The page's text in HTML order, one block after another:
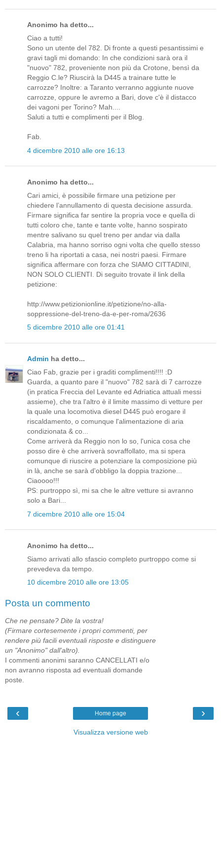
Anonimo ha detto...
Ciao a tutti!
Sono un utente del 782. Di fronte a questi pesantissimi e
gravi tagli mi domando: In che condizioni sarà ora il
"nuovo" 782, proveniente non più da Crotone, bensì da
Reggio C.le? Riuscirà la D445 a trainare tutte le
carrozze? Inoltre: a Taranto verranno aggiunte nuove
carrozze, oppure le avremo a Bari, dove c'è il distacco
dei vagoni per Torino? Mah....
Saluti a tutti e complimenti per il Blog.
Fab.
4 dicembre 2010 alle ore 16:13
Anonimo ha detto...
Cari amici, è possibile firmare una petizione per
chiedere l’annullamento di questa decisione assurda.
Firmare significa far sentire la propria voce e quella di
tutti coloro che, tante e tante volte, hanno sospirato
mentre salivano su quel treno per andar via dalla
Calabria, ma hanno sorriso ogni volta che quello stesso
treno li ha riportati a casa, nei nostri paesi. Firmare
significa affermare con forza che SIAMO CITTADINI,
NON SOLO CLIENTI. Di seguito trovate il link della
petizione:
http://www.petizionionline.it/petizione/no-alla-
soppressione-del-treno-da-e-per-roma/2636
5 dicembre 2010 alle ore 01:41
Admin ha detto...
Ciao Fab, grazie per i graditi complimenti!!!! :D
Guarda, a quanto pare il "nuovo" 782 sarà di 7 carrozze
(in pratica Freccia del Levante ed Adriatica attuali messi
assieme), che tra l'altro è il limite massimo di vetture per
la quale una locomotiva diesel D445 può erogare il
riscaldamento, o comunque l'alimentazione di aria
condizionata & co...
Come arriverà da Reggio non lo so, l'unica cosa che
posso dire è che arriverà sovraffollato, ma si spera
comunque di riuscire a potenziare la composizione più
in là, anche se sarà d'obbligo la doppia trazione...
Ciaoooo!!!
PS: purtroppo sì, mi sa che le altre vetture si avranno
solo a Bari...
7 dicembre 2010 alle ore 15:04
Anonimo ha detto...
Siamo arrivati allo sfascio completo purtroppo come si
prevedeva da tempo.
10 dicembre 2010 alle ore 13:05
Posta un commento
Che ne pensate? Dite la vostra!
(Firmare cortesemente i propri commenti, per
rendere più facili eventuali risposte e distinguere
un "Anonimo" dall'altro).
I commenti anonimi saranno CANCELLATI e/o
non avranno risposta ad eventuali domande
poste.
‹ ›
Home page
Visualizza versione web